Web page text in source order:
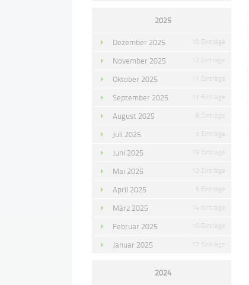
2025
Dezember 2025 10 Einträge
November 2025 12 Einträge
Oktober 2025 11 Einträge
September 2025 11 Einträge
August 2025 8 Einträge
Juli 2025 5 Einträge
Juni 2025 19 Einträge
Mai 2025 12 Einträge
April 2025 6 Einträge
März 2025 14 Einträge
Februar 2025 10 Einträge
Januar 2025 17 Einträge
2024